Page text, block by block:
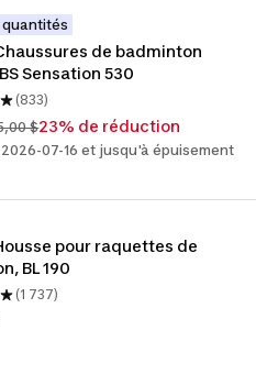
quantités
de badminton
Sensation 530
(833)
$23% de réduction
07-16 et jusqu'à épuisement
pour raquettes de
BL 190
(1 737)